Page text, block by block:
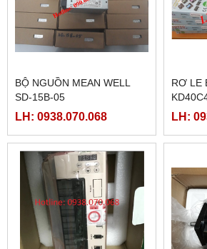
BỘ NGUỒN MEAN WELL
SD-15B-05
LH: 0938.070.068
RƠ LE
LH: